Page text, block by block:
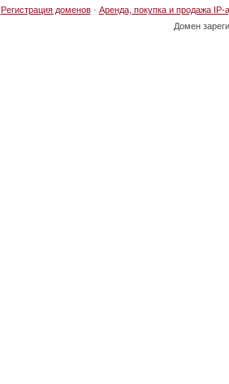
Регистрация доменов· Аренда, покупка и продажа IP-
Домен